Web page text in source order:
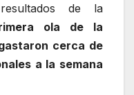
de la
ola de la
cerca de
a la semana